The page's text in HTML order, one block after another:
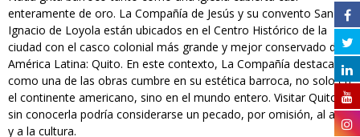
enteramente de oro. La Compañía de Jesús y su convento San
Ignacio de Loyola están ubicados en el Centro Histórico de la
ciudad con el casco colonial más grande y mejor conservado de
América Latina: Quito. En este contexto, La Compañía destaca
como una de las obras cumbre en su estética barroca, no solo en
el continente americano, sino en el mundo entero. Visitar Quito
sin conocerla podría considerarse un pecado, por omisión, al arte
y a la cultura.